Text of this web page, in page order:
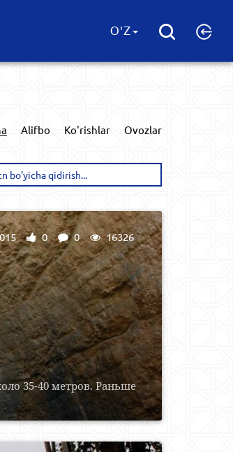
O'Z
Alifbo Ko'rishlar Ovozlar
35-40 метров. Раньше
0 0 16326